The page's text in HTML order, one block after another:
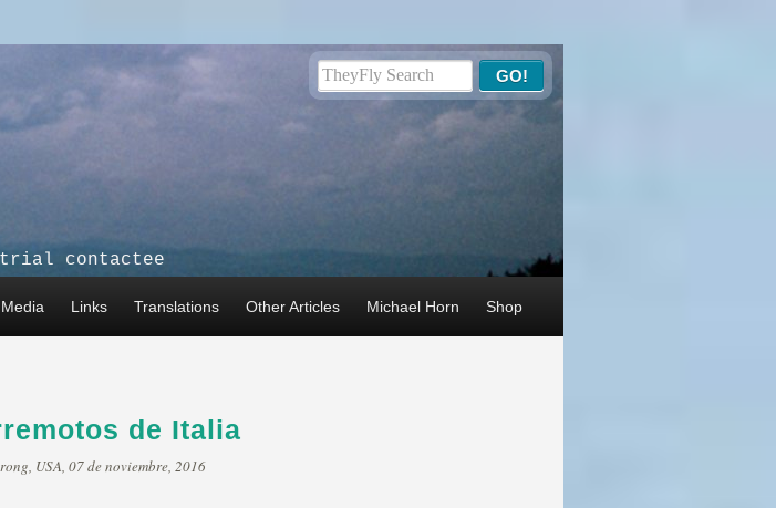
contactee
Media Links Translations Other Articles Michael Horn Shop
de Italia
USA, 07 de noviembre, 2016